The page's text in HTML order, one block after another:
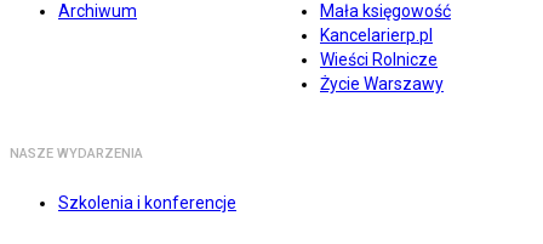
Archiwum
Mała księgowość
Kancelarierp.pl
Wieści Rolnicze
Życie Warszawy
NASZE WYDARZENIA
Szkolenia i konferencje